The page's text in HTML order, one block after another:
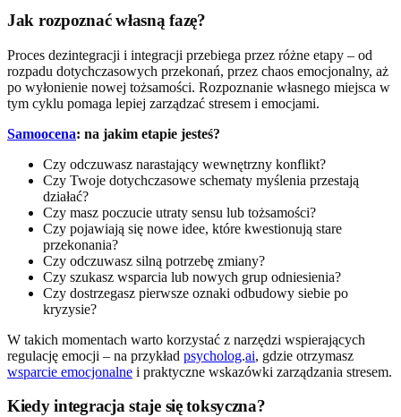
Jak rozpoznać własną fazę?
Proces dezintegracji i integracji przebiega przez różne etapy – od
rozpadu dotychczasowych przekonań, przez chaos emocjonalny, aż
po wyłonienie nowej tożsamości. Rozpoznanie własnego miejsca w
tym cyklu pomaga lepiej zarządzać stresem i emocjami.
Samoocena: na jakim etapie jesteś?
Czy odczuwasz narastający wewnętrzny konflikt?
Czy Twoje dotychczasowe schematy myślenia przestają
działać?
Czy masz poczucie utraty sensu lub tożsamości?
Czy pojawiają się nowe idee, które kwestionują stare
przekonania?
Czy odczuwasz silną potrzebę zmiany?
Czy szukasz wsparcia lub nowych grup odniesienia?
Czy dostrzegasz pierwsze oznaki odbudowy siebie po
kryzysie?
W takich momentach warto korzystać z narzędzi wspierających
regulację emocji – na przykład psycholog.ai, gdzie otrzymasz
wsparcie emocjonalne i praktyczne wskazówki zarządzania stresem.
Kiedy integracja staje się toksyczna?